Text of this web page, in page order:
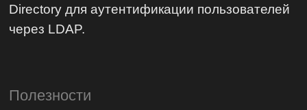
Directory для аутентификации пользователей
через LDAP.
Полезности